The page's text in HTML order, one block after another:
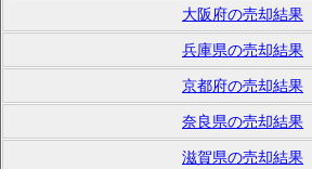
大阪府の売却結果
兵庫県の売却結果
京都府の売却結果
奈良県の売却結果
滋賀県の売却結果